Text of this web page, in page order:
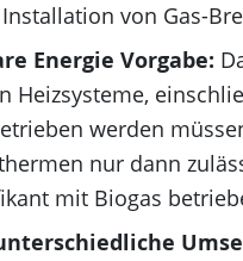
von Gas-
Energie Vorgabe:
Heizsysteme,
werden
nur dann
mit Biogas